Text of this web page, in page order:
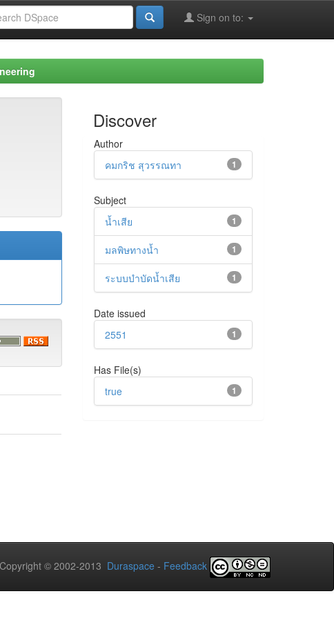
Sign on to:
Discover
Author
1
คมกริช สุวรรณทา
Subject
1
น้ำเสีย
1
มลพิษทางน้ำ
1
ระบบบำบัดน้ำเสีย
Date issued
1
2551
Has File(s)
1
true
Copyright © 2002-2013 Duraspace - Feedback